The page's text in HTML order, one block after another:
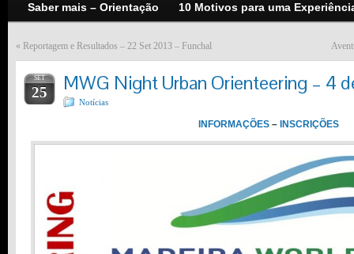
Saber mais – Orientação 10 Motivos para uma
« Reportagem e Resultados – 22 Set 2013 – Funchal
SET
25 MWG Night Urban Orienteering – 4
Notícias
INFORMAÇÕES – INSCRIÇÕES